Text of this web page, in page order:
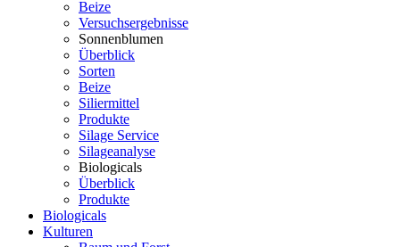
Beize
Versuchsergebnisse
Sonnenblumen
Überblick
Sorten
Beize
Siliermittel
Produkte
Silage Service
Silageanalyse
Biologicals
Überblick
Produkte
Biologicals
Kulturen